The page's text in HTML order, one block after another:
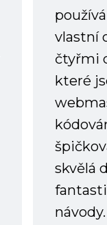
vlastní
čtyřmi
které
skvělá